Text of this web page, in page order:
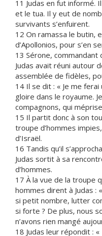
11 Judas en fut
et le tua. Il y eut de
survivants s’enfuirent.
12 On ramassa le butin,
d’Apollonios, pour s’en
13 Sérone, commandant
Judas avait réuni autour
assemblée de fidèles,
14 Il se dit : « Je me
gloire dans le royaume.
compagnons, qui
15 Il partit donc à son
troupe d’hommes
d’Israël.
16 Tandis qu’il
Judas sortit à sa
d’hommes.
17 À la vue de la troupe
hommes dirent à Judas :
si petit nombre, lutter
si forte ? De plus, nous
n’avons rien mangé
18 Judas leur répondit :